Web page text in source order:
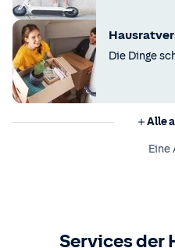
Die Dinge
Alle
Eine
Services der